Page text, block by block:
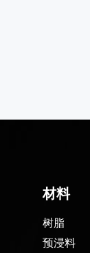
材料
树脂
预浸料